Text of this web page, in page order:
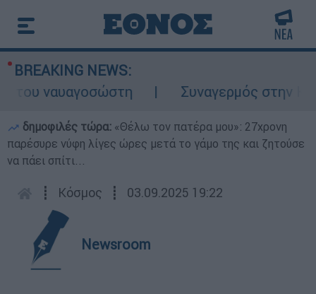
BREAKING NEWS:
ναυαγοσώστη
Συναγερμός στην
δημοφιλές τώρα: «Θέλω τον πατέρα μου»: 27χρονη
παρέσυρε νύφη λίγες ώρες μετά το γάμο της και ζητούσε
να πάει σπίτι...
┋ Κόσμος ┋ 03.09.2025 19:22
Newsroom